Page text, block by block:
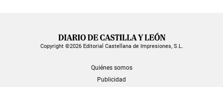
Copyright ©2026 Editorial Castellana de Impresiones, S.L.
Quiénes somos
Publicidad